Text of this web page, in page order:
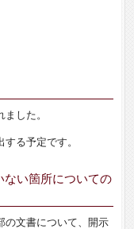
した。
る予定です。
い箇所についての
の文書について、開示